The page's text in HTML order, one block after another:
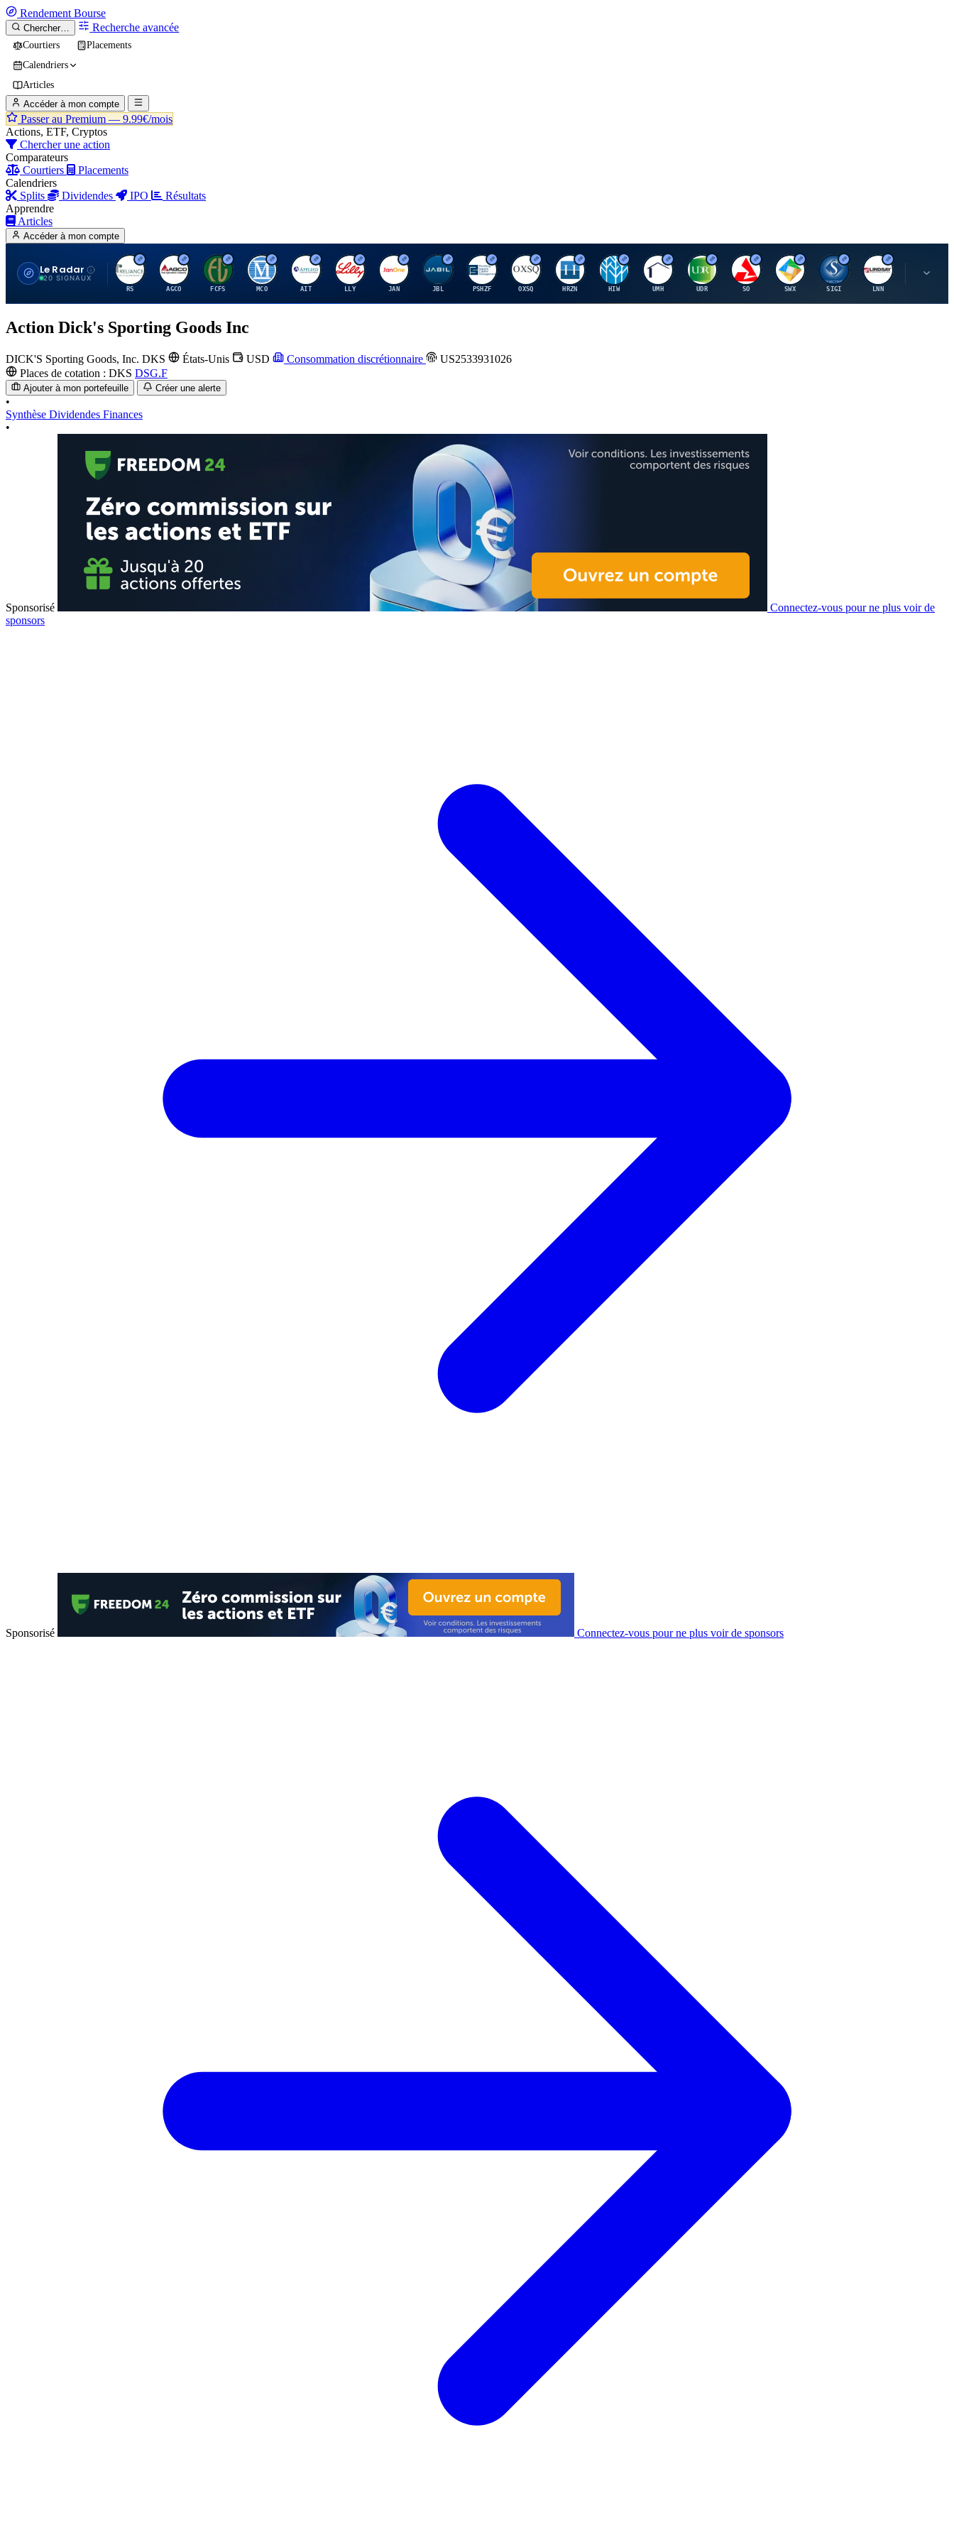
Rendement Bourse
Chercher… Recherche avancée
Courtiers
Placements
Calendriers
Articles
Accéder à mon compte
Passer au Premium — 9.99€/mois
Actions, ETF, Cryptos
Chercher une action
Comparateurs
Courtiers
Placements
Calendriers
Splits
Dividendes IPO
Résultats
Apprendre
Articles
Accéder à mon compte
Le Radar
20 SIGNAUX
R
RS
A
AGCO
F
FCFS
M
MCO
A
AIT
E
LLY
J
JAN
J
JBL
P
PSHZF
O
OXSQ
H
HRZN
H
HIW
U
UMH
U
UDR
S
SO
S
SWX
S
SIGI
L
LNN
R
Action Dick's Sporting Goods Inc
DICK'S Sporting Goods, Inc. DKS États-Unis USD Consommation discrétionnaire
US2533931026
Places de cotation : DKS DSG.F
Ajouter à mon portefeuille Créer une alerte
•
Synthèse Dividendes Finances
•
Sponsorisé
Connectez-vous pour ne plus voir de
sponsors
Sponsorisé Connectez-vous pour ne plus voir de sponsors